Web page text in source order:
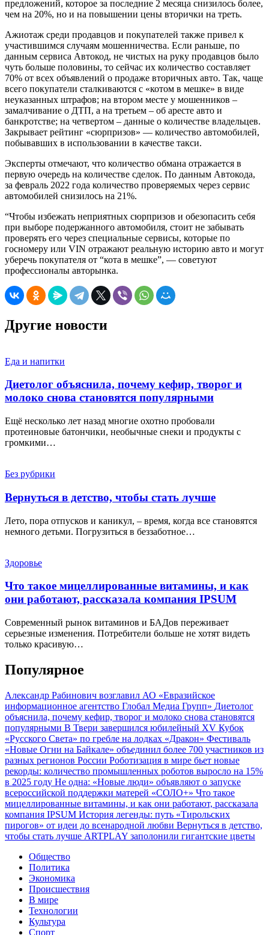
предложений, которое за последние 2 месяца снизилось более,
чем на 20%, но и на повышении цены вторички на треть.
Ажиотаж среди продавцов и покупателей также привел к
участившимся случаям мошенничества. Если раньше, по
данным сервиса Автокод, не чистых на руку продавцов было
чуть больше половины, то сейчас их количество составляет
70% от всех объявлений о продаже вторичных авто. Так, чаще
всего покупатели сталкиваются с «котом в мешке» в виде
неуказанных штрафов; на втором месте у мошенников –
замалчивание о ДТП, а на третьем – об аресте авто и
банкротстве; на четвертом – данные о количестве владельцев.
Закрывает рейтинг «сюрпризов» — количество автомобилей,
побывавших в использовании в качестве такси.
Эксперты отмечают, что количество обмана отражается в
первую очередь на количестве сделок. По данным Автокода,
за февраль 2022 года количество проверяемых через сервис
автомобилей снизилось на 21%.
“Чтобы избежать неприятных сюрпризов и обезопасить себя
при выборе подержанного автомобиля, стоит не забывать
проверять его через специальные сервисы, которые по
госномеру или VIN отражают реальную историю авто и могут
уберечь покупателя от “кота в мешке”, — советуют
профессионалы авторынка.
Другие новости
Еда и напитки
Диетолог объяснила, почему кефир, творог и
молоко снова становятся популярными
Ещё несколько лет назад многие охотно пробовали
протеиновые батончики, необычные снеки и продукты с
громкими…
Без рубрики
Вернуться в детство, чтобы стать лучше
Лето, пора отпусков и каникул, – время, когда все становятся
немного детьми. Погрузиться в беззаботное…
Здоровье
Что такое мицеллированные витамины, и как
они работают, рассказала компания IPSUM
Современный рынок витаминов и БАДов переживает
серьезные изменения. Потребители больше не хотят видеть
только красивую…
Популярное
Александр Рабинович возглавил АО «Евразийское
информационное агентство Глобал Медиа Групп» Диетолог
объяснила, почему кефир, творог и молоко снова становятся
популярными В Твери завершился юбилейный XV Кубок
«Русского Света» по гребле на лодках «Дракон» Фестиваль
«Новые Огни на Байкале» объединил более 700 участников из
разных регионов России Роботизация в мире бьет новые
рекорды: количество промышленных роботов выросло на 15%
в 2025 году Не одна: «Новые люди» объявляют о запуске
всероссийской поддержки матерей «СОЛО+» Что такое
мицеллированные витамины, и как они работают, рассказала
компания IPSUM История легенды: путь «Тирольских
пирогов» от идеи до всенародной любви Вернуться в детство,
чтобы стать лучше ARTPLAY заполонили гигантские цветы
Общество
Политика
Экономика
Происшествия
В мире
Технологии
Культура
Спорт